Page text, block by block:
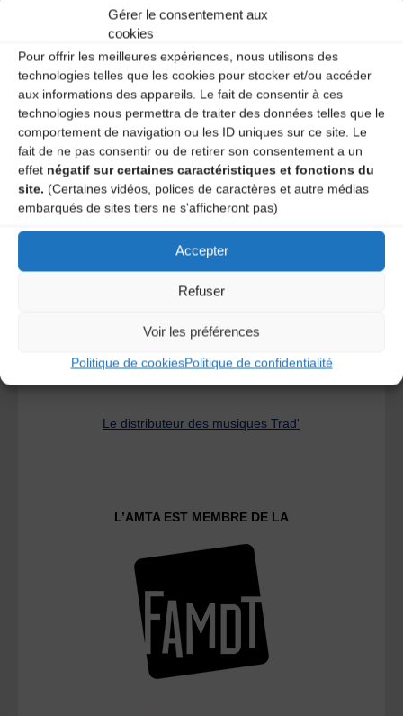
Gérer le consentement aux
cookies
Pour offrir les meilleures expériences, nous utilisons des
technologies telles que les cookies pour stocker et/ou accéder
aux informations des appareils. Le fait de consentir à ces
technologies nous permettra de traiter des données telles que le
comportement de navigation ou les ID uniques sur ce site. Le
fait de ne pas consentir ou de retirer son consentement a un
effet négatif sur certaines caractéristiques et fonctions du
site. (Certaines vidéos, polices de caractères et autre médias
embarqués de sites tiers ne s'afficheront pas)
Accepter
Refuser
Voir les préférences
Politique de cookiesPolitique de confidentialité
Ce site utilise Akismet pour réduire les indésirables.
savoir plus sur la façon dont les données de vos
commentaires sont traitées.
Le distributeur des musiques Trad'
L’AMTA EST MEMBRE DE LA